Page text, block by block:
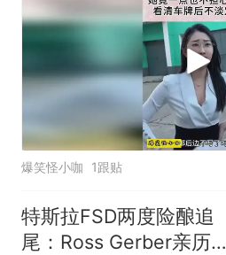
爆笑怪小咖 1跟贴
特斯拉FSD两度险酿追
尾：Ross Gerber亲历紧